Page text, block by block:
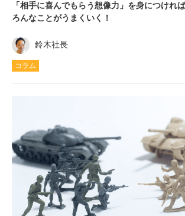
「相手に喜んでもらう想像力」を身につけれ
ろんなことがうまくいく！
鈴木社長
コラム